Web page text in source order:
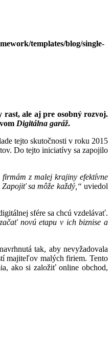
templates/blog/single-
rast, ale aj pre osobný rozvoj.
Digitálna garáž.
tejto skutočnosti v roku 2015
Do tejto iniciatívy sa zapojilo
firmám z malej krajiny efektívne
sa môže každý,“ uviedol
sfére sa chcú vzdelávať.
novú etapu v ich biznise a
tak, aby nevyžadovala
majiteľov malých firiem. Tento
ako si založiť online obchod,